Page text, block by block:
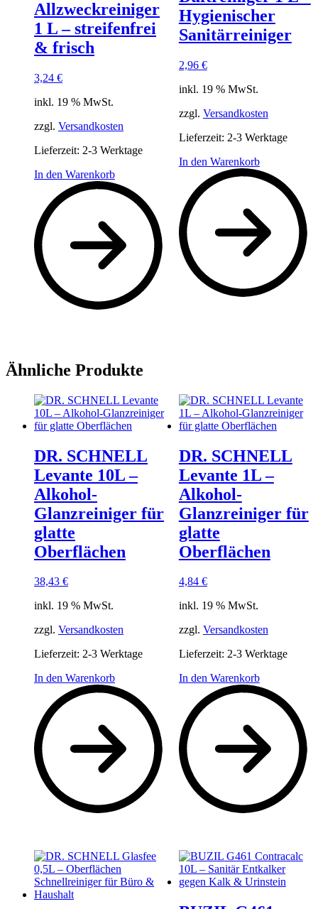
Allzweckreiniger
1 L – streifenfrei
& frisch
3,24 €
inkl. 19 % MwSt.
zzgl. Versandkosten
Lieferzeit: 2-3 Werktage
In den Warenkorb
Hygienischer
Sanitärreiniger
2,96 €
inkl. 19 % MwSt.
zzgl. Versandkosten
Lieferzeit: 2-3 Werktage
In den Warenkorb
Ähnliche Produkte
DR. SCHNELL
Levante 10L –
Alkohol-
Glanzreiniger für
glatte
Oberflächen
38,43 €
inkl. 19 % MwSt.
zzgl. Versandkosten
Lieferzeit: 2-3 Werktage
In den Warenkorb
DR. SCHNELL
Levante 1L –
Alkohol-
Glanzreiniger für
glatte
Oberflächen
4,84 €
inkl. 19 % MwSt.
zzgl. Versandkosten
Lieferzeit: 2-3 Werktage
In den Warenkorb